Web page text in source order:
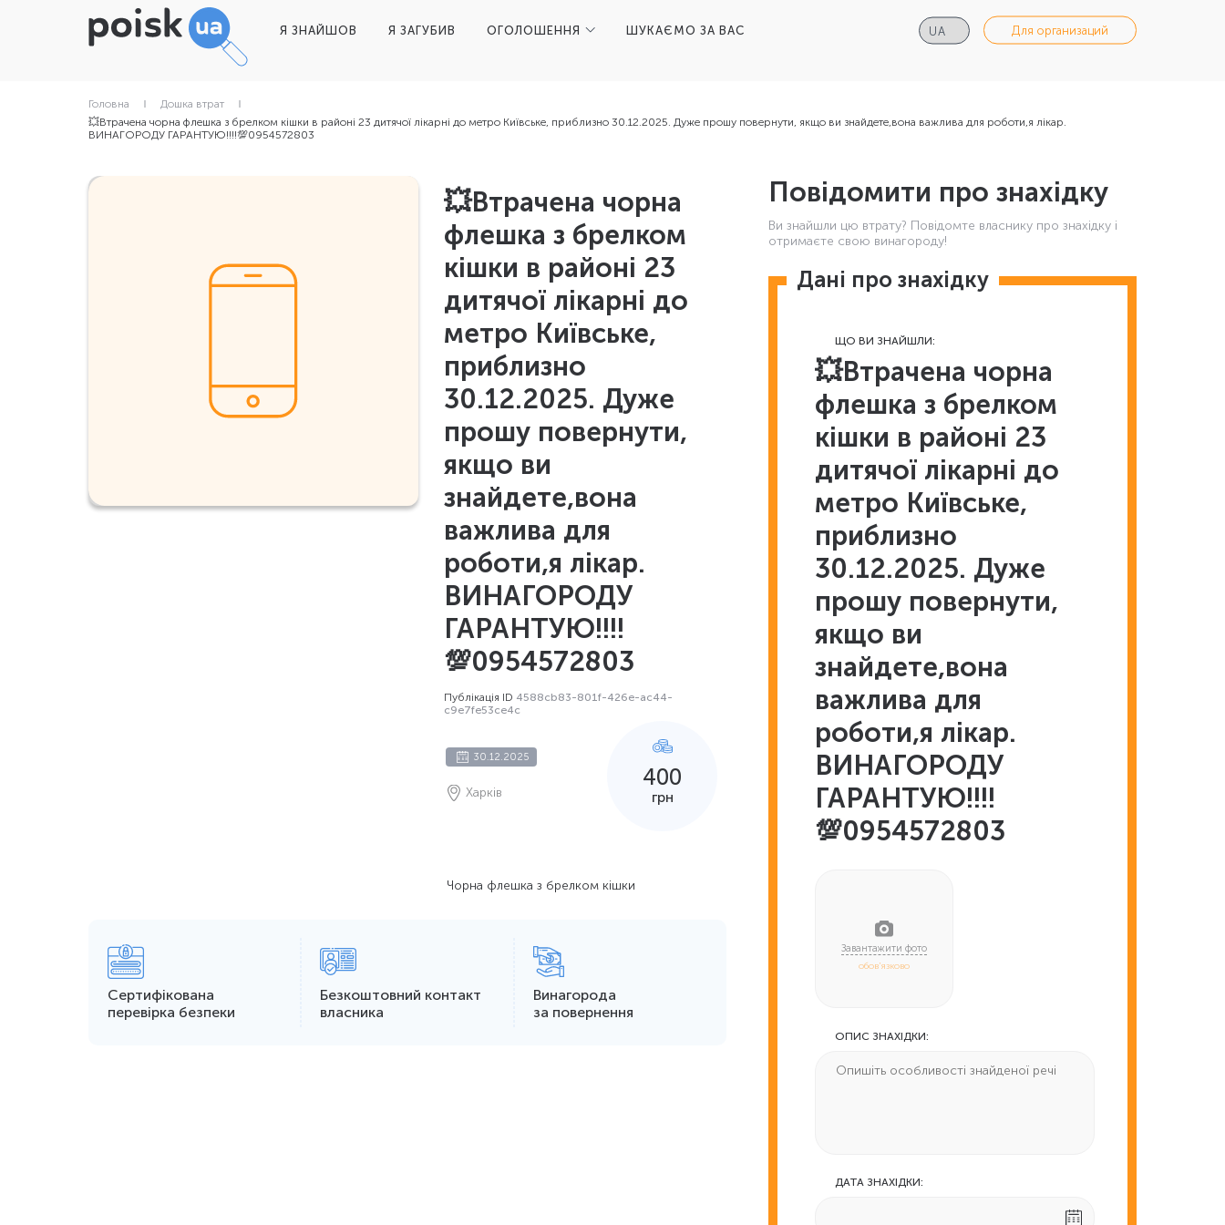
Я ЗНАЙШОВ Я ЗАГУБИВ ОГОЛОШЕННЯ ШУКАЄМО ЗА ВАС Для организаций
Головна
Дошка втрат
💥Втрачена чорна флешка з брелком кішки в районі 23 дитячої лікарні до метро Київське, приблизно 30.12.2025. Дуже прошу повернути, якщо ви знайдете,вона важлива для роботи,я лікар.
ВИНАГОРОДУ ГАРАНТУЮ!!!!💯0954572803
💥Втрачена чорна
флешка з брелком
кішки в районі 23
дитячої лікарні до
метро Київське,
приблизно
30.12.2025. Дуже
прошу повернути,
якщо ви
знайдете,вона
важлива для
роботи,я лікар.
ВИНАГОРОДУ
ГАРАНТУЮ!!!!
💯0954572803
Публікація ID 4588cb83-801f-426e-ac44-
c9e7fe53ce4c
30.12.2025
Харків
400
грн
Чорна флешка з брелком кішки
Сертифікована
перевірка безпеки
Безкоштовний контакт
власника
Винагорода
за повернення
Повідомити про знахідку
Ви знайшли цю втрату? Повідомте власнику про знахідку і
отримаєте свою винагороду!
Дані про знахідку
ЩО ВИ ЗНАЙШЛИ:
💥Втрачена чорна
флешка з брелком
кішки в районі 23
дитячої лікарні до
метро Київське,
приблизно
30.12.2025. Дуже
прошу повернути,
якщо ви
знайдете,вона
важлива для
роботи,я лікар.
ВИНАГОРОДУ
ГАРАНТУЮ!!!!
💯0954572803
обов'язково
ОПИС ЗНАХІДКИ:
ДАТА ЗНАХІДКИ: